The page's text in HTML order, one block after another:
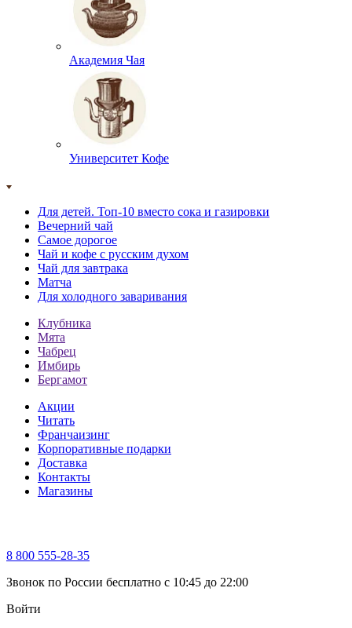
Академия Чая
Университет Кофе
Для детей. Топ-10 вместо сока и газировки
Вечерний чай
Самое дорогое
Чай и кофе с русским духом
Чай для завтрака
Матча
Для холодного заваривания
Клубника
Мята
Чабрец
Имбирь
Бергамот
Акции
Читать
Франчаизинг
Корпоративные подарки
Доставка
Контакты
Магазины
8 800 555-28-35
Звонок по России бесплатно c 10:45 до 22:00
Войти